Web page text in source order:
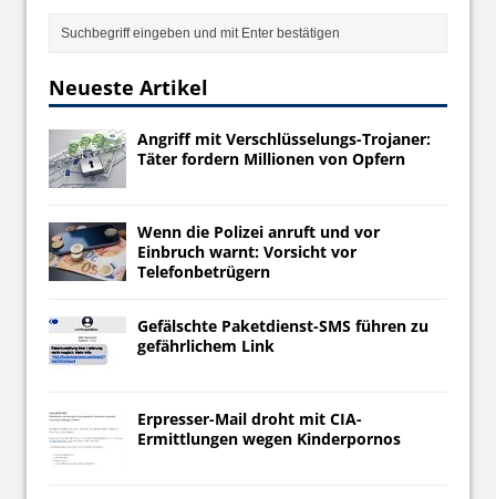
Neueste Artikel
Angriff mit Verschlüsselungs-Trojaner:
Täter fordern Millionen von Opfern
Wenn die Polizei anruft und vor
Einbruch warnt: Vorsicht vor
Telefonbetrügern
Gefälschte Paketdienst-SMS führen zu
gefährlichem Link
Erpresser-Mail droht mit CIA-
Ermittlungen wegen Kinderpornos